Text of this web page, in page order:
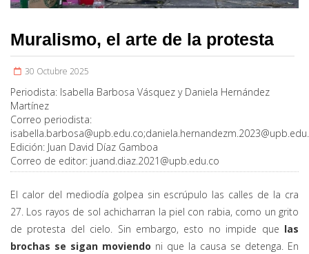
Muralismo, el arte de la protesta
30 Octubre 2025
Periodista: Isabella Barbosa Vásquez y Daniela Hernández
Martínez
Correo periodista:
isabella.barbosa@upb.edu.co;
Edición: Juan David Díaz Gamboa
Correo de editor: juand.diaz.2021@upb.edu.co
El calor del mediodía golpea sin escrúpulo las calles de la cra
27. Los rayos de sol achicharran la piel con rabia, como un grito
de protesta del cielo. Sin embargo, esto no impide que las
brochas se sigan moviendo ni que la causa se detenga. En